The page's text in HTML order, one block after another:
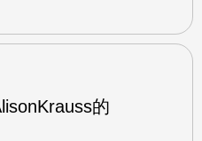
的